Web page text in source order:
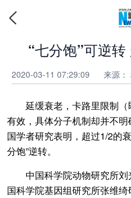
“七分饱”可逆
2020-03-11 07:29:09 来源：
延缓衰老，卡路里限制（
有效，具体分子机制却并不
国学者研究表明，超过1/2的
分饱”逆转。
中国科学院动物研究所刘
国科学院基因组研究所张维